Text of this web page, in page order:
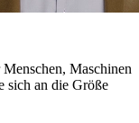
Maschinen
sich an die Größe